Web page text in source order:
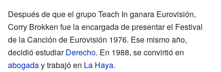
Después de que el grupo Teach In ganara Eurovisión,
Corry Brokken fue la encargada de presentar el Festival
de la Canción de Eurovisión 1976. Ese mismo año,
decidió estudiarDerecho. En 1988, se convirtió en
abogaday trabajó en La Haya.